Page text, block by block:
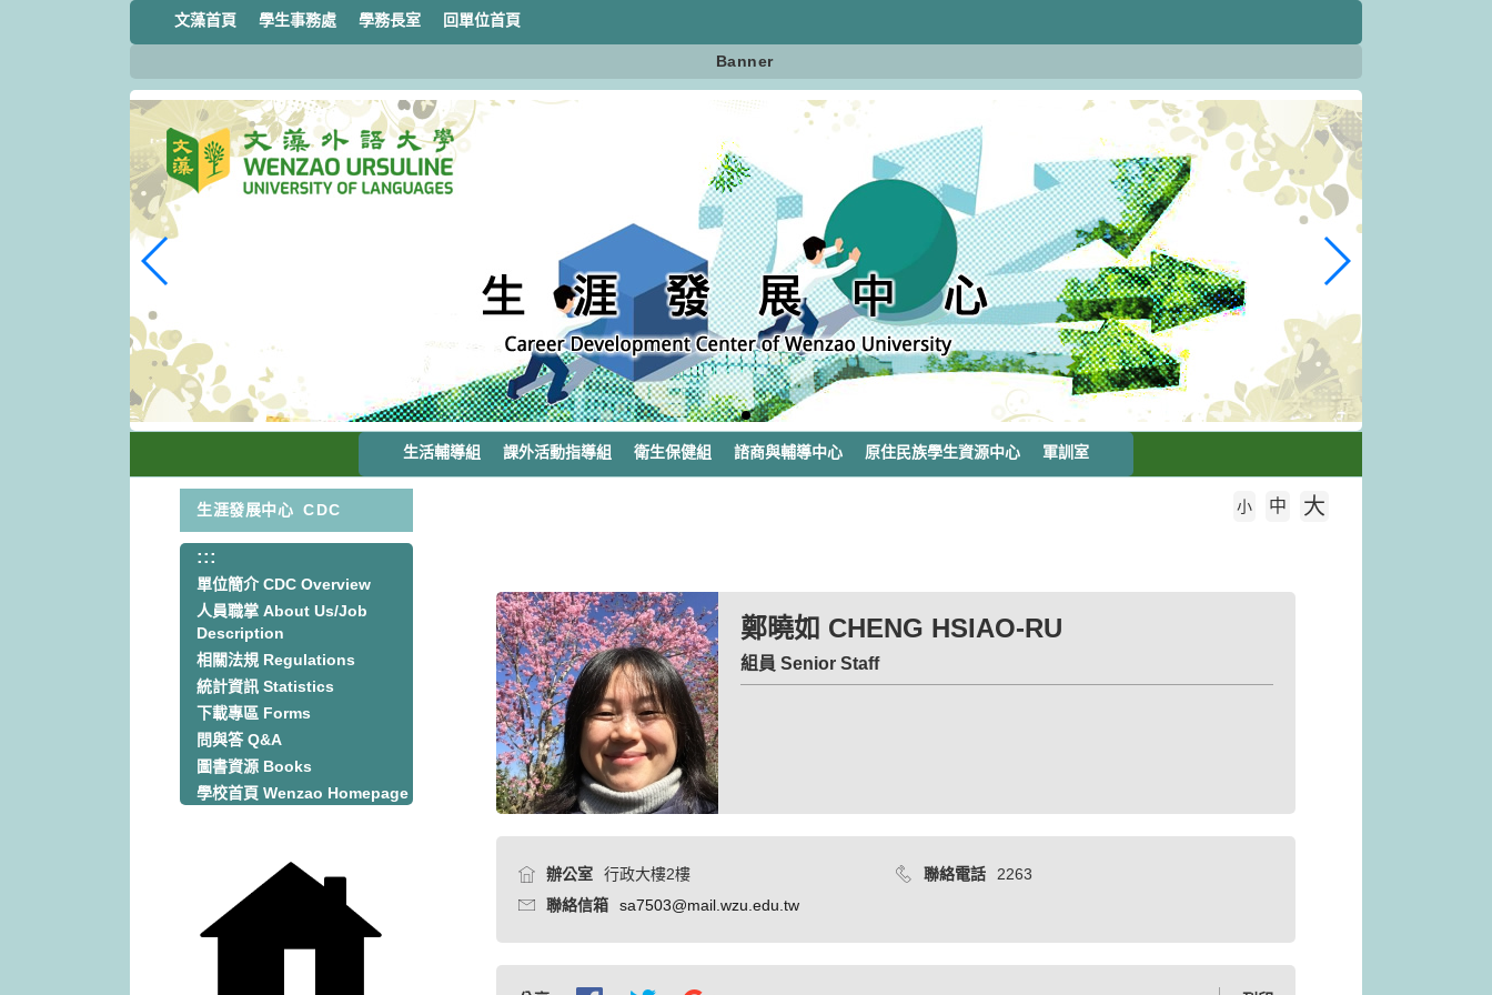
文藻首頁 學生事務處 學務長室 回單位首頁
Banner
生活輔導組 課外活動指導組 衛生保健組 諮商與輔導中心 原住民族學生資源中心 軍訓室
生涯發展中心 CDC
:::
單位簡介 CDC Overview
人員職掌 About Us/Job
Description
相關法規 Regulations
統計資訊 Statistics
下載專區 Forms
問與答 Q&A
圖書資源 Books
學校首頁 Wenzao Homepage
小 中 大
鄭曉如 CHENG HSIAO-RU
組員 Senior Staff
辦公室 行政大樓2樓 聯絡電話
2263
聯絡信箱
sa7503@mail.wzu.edu.tw